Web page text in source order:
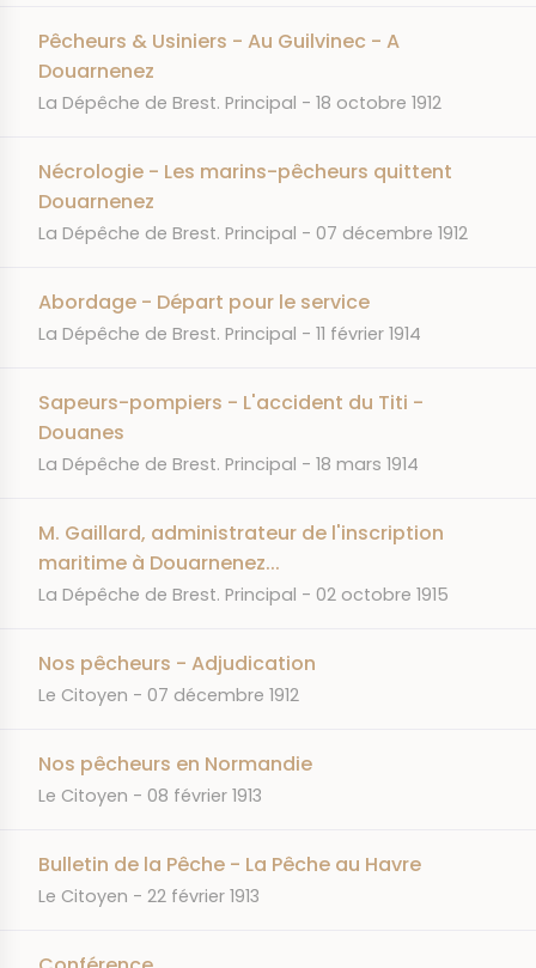
Pêcheurs & Usiniers - Au Guilvinec - A
Douarnenez
JOURNAL
La Dépêche de Brest. Principal DATE
18 octobre 1912
Nécrologie - Les marins-pêcheurs quittent
Douarnenez
JOURNAL
La Dépêche de Brest. Principal DATE
07 décembre 1912
Abordage - Départ pour le service
JOURNAL
La Dépêche de Brest. Principal DATE
11 février 1914
Sapeurs-pompiers - L'accident du Titi -
Douanes
JOURNAL
La Dépêche de Brest. Principal DATE
18 mars 1914
M. Gaillard, administrateur de l'inscription
maritime à Douarnenez...
JOURNAL
La Dépêche de Brest. Principal DATE
02 octobre 1915
Nos pêcheurs - Adjudication
JOURNAL
Le Citoyen DATE
07 décembre 1912
Nos pêcheurs en Normandie
JOURNAL
Le Citoyen DATE
08 février 1913
Bulletin de la Pêche - La Pêche au Havre
JOURNAL
Le Citoyen DATE
22 février 1913